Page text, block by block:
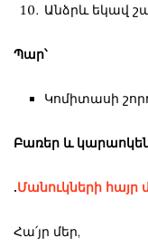
Անձրև եկավ
Պար՝
Կոմիտասի
Բառեր և
.Մանուկների հայր
Հա՛յր մեր,